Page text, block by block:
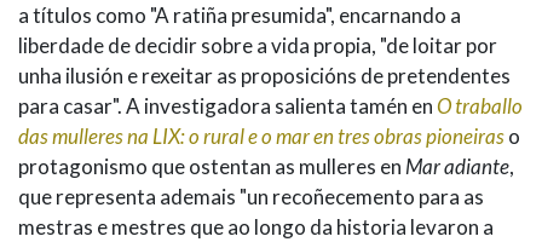
a títulos como "A ratiña presumida", encarnando a
liberdade de decidir sobre a vida propia, "de loitar por
unha ilusión e rexeitar as proposicións de pretendentes
para casar". A investigadora salienta tamén enO traballo
das mulleres na LIX: o rural e o mar en tres obras pioneiraso
protagonismo que ostentan as mulleres en Mar adiante,
que representa ademais "un recoñecemento para as
mestras e mestres que ao longo da historia levaron a